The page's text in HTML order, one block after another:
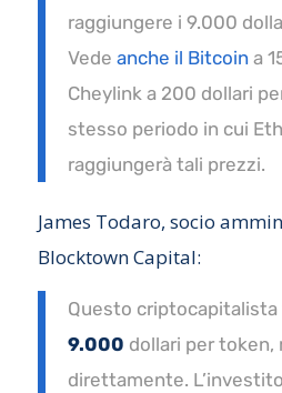
raggiungere i 9.000
Vede anche il Bitcoina
Cheylink a 200 dollari
stesso periodo in cui
raggiungerà tali prezzi.
James Todaro, socio
Blocktown Capital:
Questo criptocapitalista
9.000 dollari per token,
direttamente.